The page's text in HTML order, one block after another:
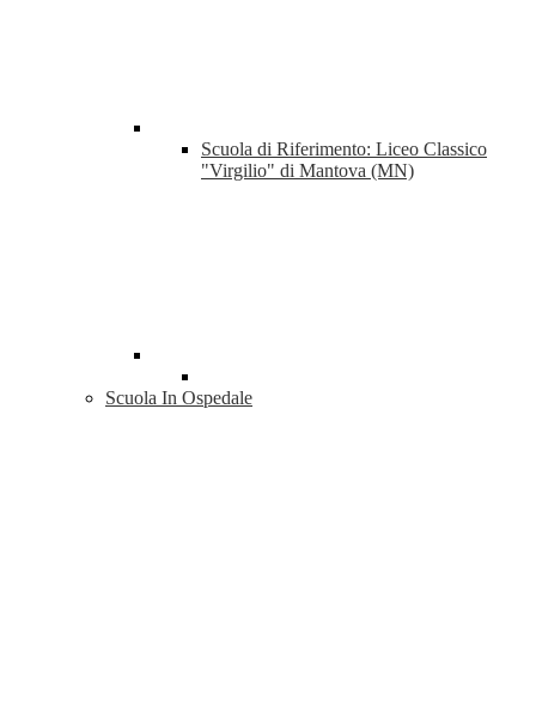
Scuola di Riferimento: Liceo Classico
"Virgilio" di Mantova (MN)
Scuola In Ospedale